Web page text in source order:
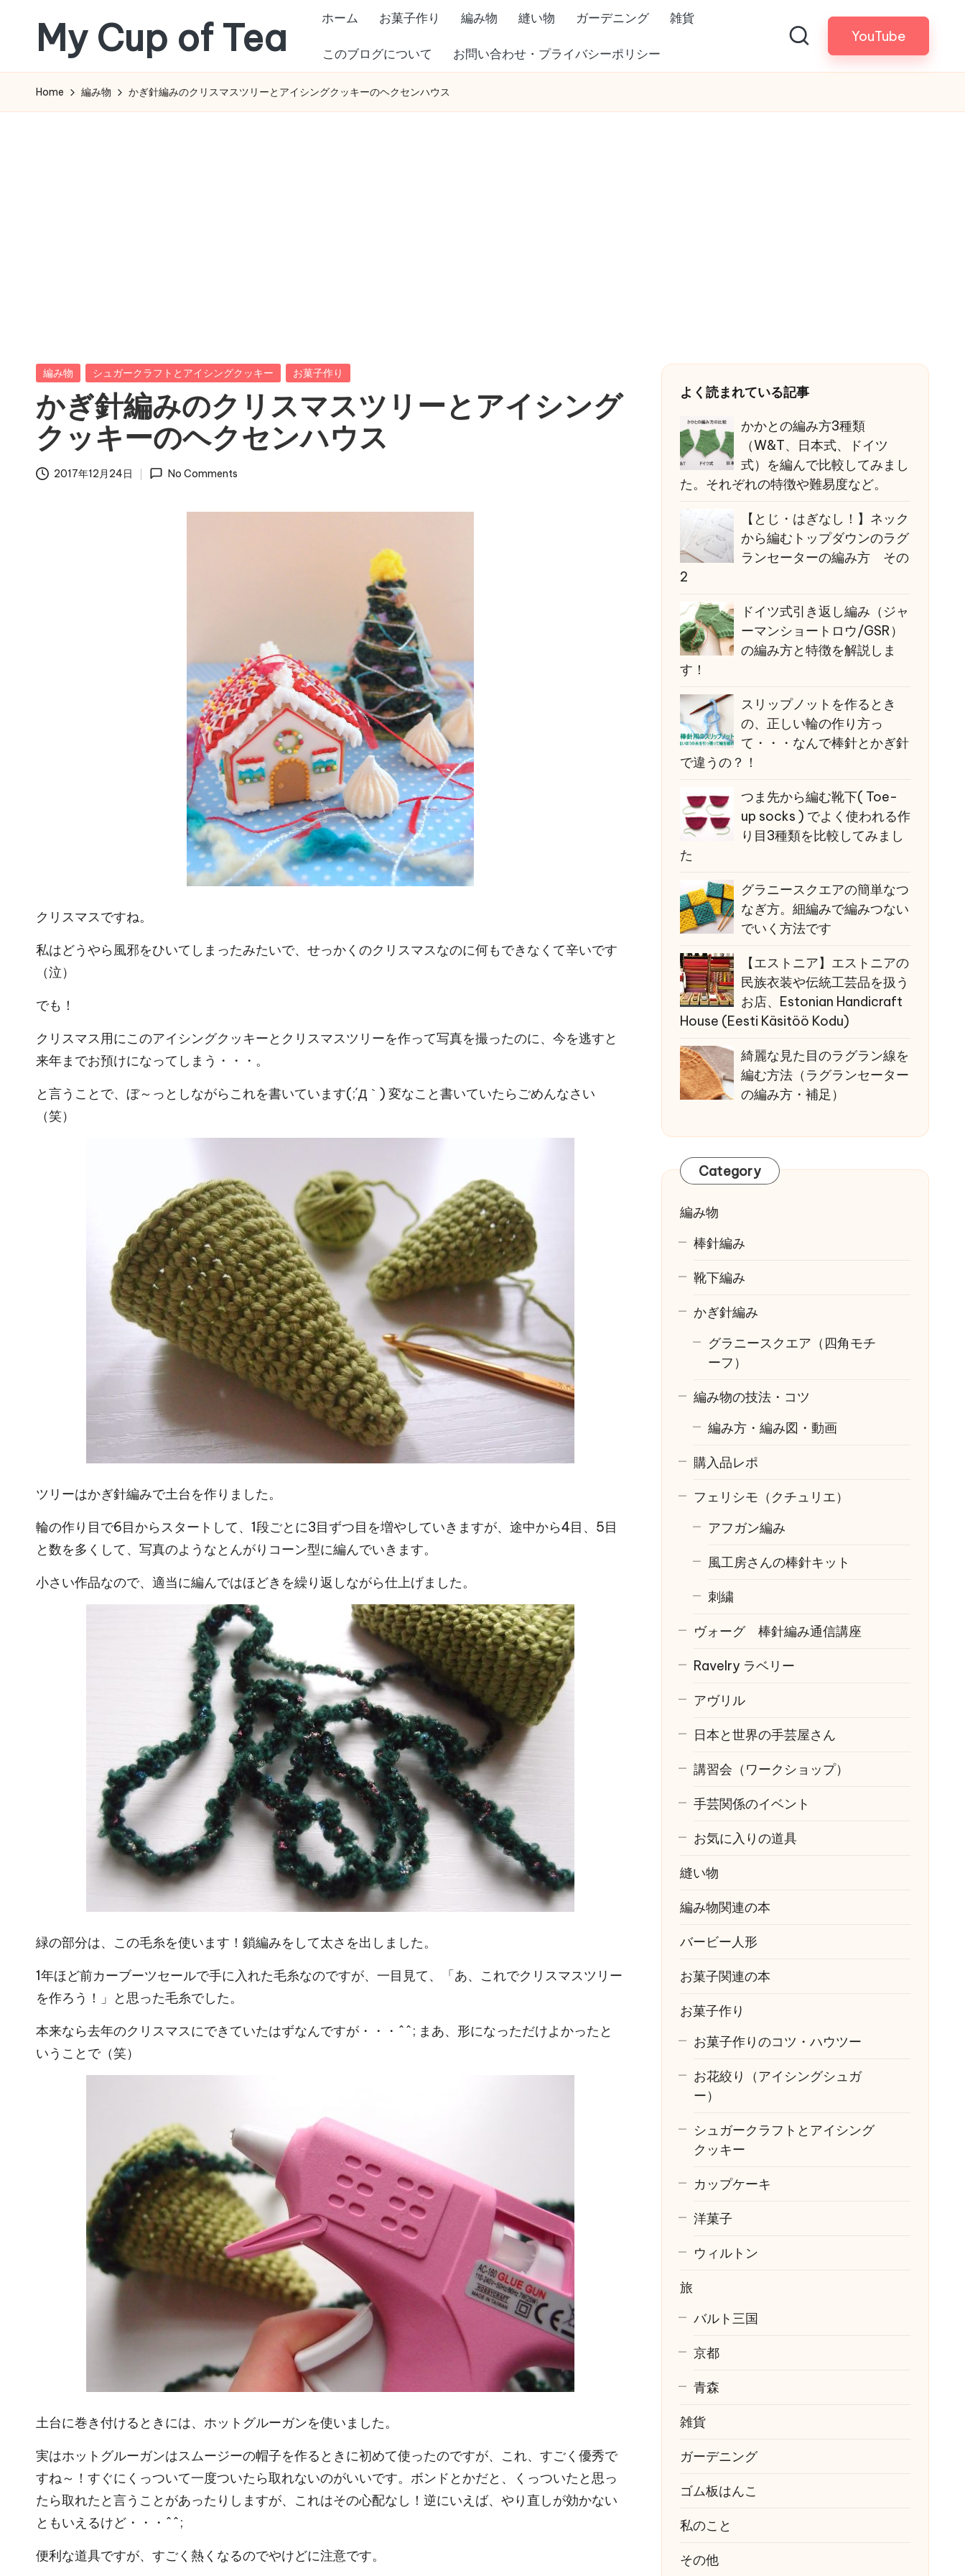
content
My Cup of Tea ホーム お菓子作り 編み物 縫い物 ガーデニング 雑貨
このブログについて お問い合わせ・プライバシーポリシー
YouTube
Home 編み物 かぎ針編みのクリスマスツリーとアイシングクッキーのヘクセンハウス
Posted
編み物 シュガークラフトとアイシングクッキー お菓子作り
かぎ針編みのクリスマスツリーとアイシング
クッキーのヘクセンハウス
2017年12月24日 No Comments
クリスマスですね。
私はどうやら風邪をひいてしまったみたいで、せっかくのクリスマスなのに何もできなくて辛いです
（泣）
でも！
クリスマス用にこのアイシングクッキーとクリスマスツリーを作って写真を撮ったのに、今を逃すと
来年までお預けになってしまう・・・。
と言うことで、ぼ～っとしながらこれを書いています(;´Д｀) 変なこと書いていたらごめんなさい
（笑）
ツリーはかぎ針編みで土台を作りました。
輪の作り目で6目からスタートして、1段ごとに3目ずつ目を増やしていきますが、途中から4目、5目
と数を多くして、写真のようなとんがりコーン型に編んでいきます。
小さい作品なので、適当に編んではほどきを繰り返しながら仕上げました。
緑の部分は、この毛糸を使います！鎖編みをして太さを出しました。
1年ほど前カーブーツセールで手に入れた毛糸なのですが、一目見て、「あ、これでクリスマスツリー
を作ろう！」と思った毛糸でした。
本来なら去年のクリスマスにできていたはずなんですが・・・^^; まあ、形になっただけよかったと
いうことで（笑）
土台に巻き付けるときには、ホットグルーガンを使いました。
実はホットグルーガンはスムージーの帽子を作るときに初めて使ったのですが、これ、すごく優秀で
すね～！すぐにくっついて一度ついたら取れないのがいいです。ボンドとかだと、くっついたと思っ
たら取れたと言うことがあったりしますが、これはその心配なし！逆にいえば、やり直しが効かない
ともいえるけど・・・^^;
便利な道具ですが、すごく熱くなるのでやけどに注意です。
よく読まれている記事
かかとの編み方3種類
（W&T、日本式、ドイツ
式）を編んで比較してみまし
た。それぞれの特徴や難易度など。
【とじ・はぎなし！】ネック
から編むトップダウンのラグ
ランセーターの編み方 その
2
ドイツ式引き返し編み（ジャ
ーマンショートロウ/GSR）
の編み方と特徴を解説しま
す！
スリップノットを作るとき
の、正しい輪の作り方っ
て・・・なんで棒針とかぎ針
で違うの？！
つま先から編む靴下( Toe-
up socks ) でよく使われる作
り目3種類を比較してみまし
た
グラニースクエアの簡単なつ
なぎ方。細編みで編みつない
でいく方法です
【エストニア】エストニアの
民族衣装や伝統工芸品を扱う
お店、Estonian Handicraft
House (Eesti Käsitöö Kodu)
綺麗な見た目のラグラン線を
編む方法（ラグランセーター
の編み方・補足）
Category
編み物
棒針編み
靴下編み
かぎ針編み
グラニースクエア（四角モチ
ーフ）
編み物の技法・コツ
編み方・編み図・動画
購入品レポ
フェリシモ（クチュリエ）
アフガン編み
風工房さんの棒針キット
刺繍
ヴォーグ 棒針編み通信講座
Ravelry ラベリー
アヴリル
日本と世界の手芸屋さん
講習会（ワークショップ）
手芸関係のイベント
お気に入りの道具
縫い物
編み物関連の本
バービー人形
お菓子関連の本
お菓子作り
お菓子作りのコツ・ハウツー
お花絞り（アイシングシュガ
ー）
シュガークラフトとアイシング
クッキー
カップケーキ
洋菓子
ウィルトン
旅
バルト三国
京都
青森
雑貨
ガーデニング
ゴム板はんこ
私のこと
その他